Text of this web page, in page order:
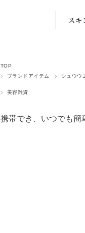
スキ
TOP
ブランドアイテム
シュウウ
美容雑貨
携帯でき、いつでも簡